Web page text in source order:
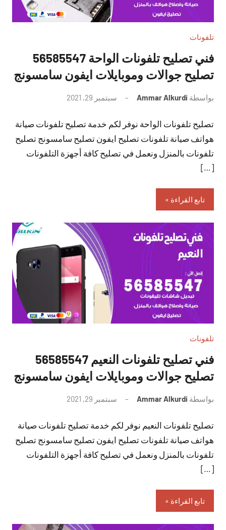
تلفونات
فني تصليح تلفونات الواحة 56585547
تصليح جوالات وموبايلات ايفون سامسونج
بواسطة Ammar Alkurdi سبتمبر 29, 2021
تعليقات
تصليح تلفونات الواحة نوفر لكم خدمة تصليح تلفونات صيانة
هواتف صيانة تلفونات تصليح ايفون تصليح سامسونج تصليح
تلفونات بالمنزل ونعمل في تصليح كافة أجهزة التلفونات
[…]
تابع القراءة
تلفونات
فني تصليح تلفونات النعيم 56585547
تصليح جوالات وموبايلات ايفون سامسونج
بواسطة Ammar Alkurdi سبتمبر 29, 2021
تعليقات
تصليح تلفونات النعيم نوفر لكم خدمة تصليح تلفونات صيانة
هواتف صيانة تلفونات تصليح ايفون تصليح سامسونج تصليح
تلفونات بالمنزل ونعمل في تصليح كافة أجهزة التلفونات
[…]
تابع القراءة